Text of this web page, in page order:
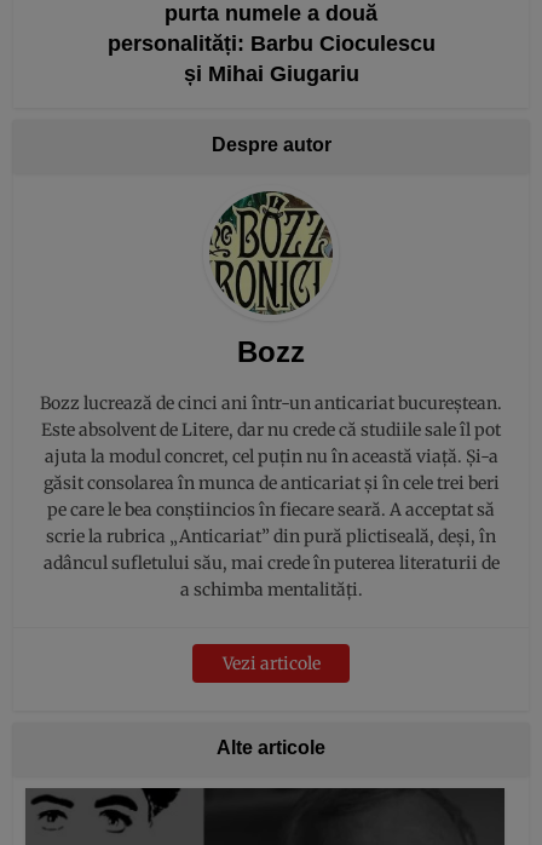
purta numele a două
personalități: Barbu Cioculescu
și Mihai Giugariu
Despre autor
Bozz
Bozz lucrează de cinci ani într-un anticariat bucureștean.
Este absolvent de Litere, dar nu crede că studiile sale îl pot
ajuta la modul concret, cel puțin nu în această viață. Și-a
găsit consolarea în munca de anticariat și în cele trei beri
pe care le bea conștiincios în fiecare seară. A acceptat să
scrie la rubrica „Anticariat” din pură plictiseală, deși, în
adâncul sufletului său, mai crede în puterea literaturii de
a schimba mentalități.
Vezi articole
Alte articole